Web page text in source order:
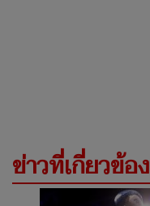
ข่าวที่เกี่ยวข้อง